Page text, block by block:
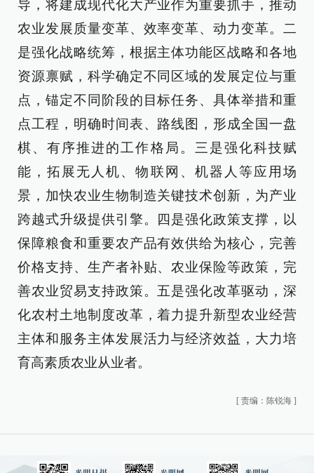
导，将建成现代化大产业作为重要抓手，推动
农业发展质量变革、效率变革、动力变革。二
是强化战略统筹，根据主体功能区战略和各地
资源禀赋，科学确定不同区域的发展定位与重
点，锚定不同阶段的目标任务、具体举措和重
点工程，明确时间表、路线图，形成全国一盘
棋、有序推进的工作格局。三是强化科技赋
能，拓展无人机、物联网、机器人等应用场
景，加快农业生物制造关键技术创新，为产业
跨越式升级提供引擎。四是强化政策支撑，以
保障粮食和重要农产品有效供给为核心，完善
价格支持、生产者补贴、农业保险等政策，完
善农业贸易支持政策。五是强化改革驱动，深
化农村土地制度改革，着力提升新型农业经营
主体和服务主体发展活力与经济效益，大力培
育高素质农业从业者。
[ 责编：陈锐海 ]